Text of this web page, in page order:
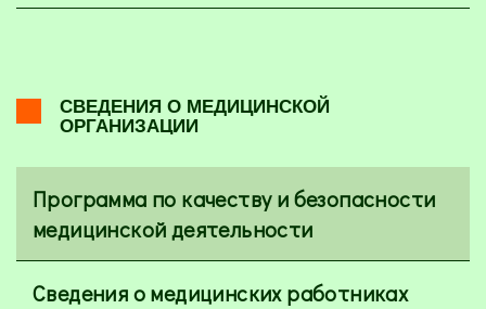
СВЕДЕНИЯ О МЕДИЦИНСКОЙ
ОРГАНИЗАЦИИ
Программа по качеству и безопасности
медицинской деятельности
Сведения о медицинских работниках